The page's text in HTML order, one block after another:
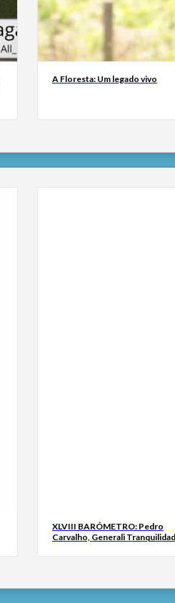
A Floresta: Um legado vivo
XLVIII BARÓMETRO: Pedro
Carvalho, Generali